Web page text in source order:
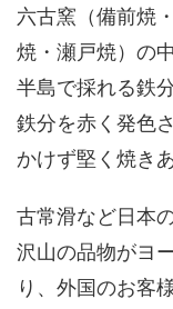
六古窯（備前焼
焼・瀬戸焼）の
半島で採れる鉄
鉄分を赤く発色
かけず堅く焼き
古常滑など日本
沢山の品物がヨ
り、外国のお客